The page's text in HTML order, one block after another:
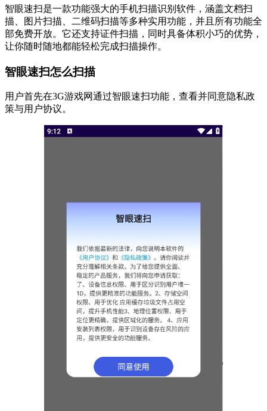
智眼速扫是一款功能强大的手机扫描识别软件，涵盖文档扫
描、图片扫描、二维码扫描等多种实用功能，并且所有功能全
部免费开放。它还支持证件扫描，同时具备体积小巧的优势，
让你随时随地都能轻松完成扫描操作。
智眼速扫怎么扫描
用户首先在3G游戏网通过智眼速扫功能，查看并同意隐私政
策与用户协议。